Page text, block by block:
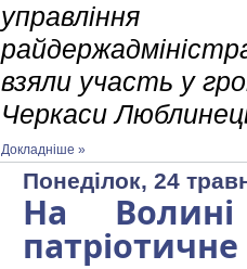
управління
взяли участь у
Черкаси
Докладніше »
Понеділок, 24
На